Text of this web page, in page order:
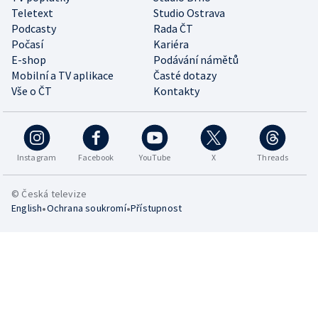
Teletext
Studio Ostrava
Podcasty
Rada ČT
Počasí
Kariéra
E-shop
Podávání námětů
Mobilní a TV aplikace
Časté dotazy
Vše o ČT
Kontakty
Instagram Facebook YouTube X Threads
© Česká televize
English•Ochrana soukromí•Přístupnost